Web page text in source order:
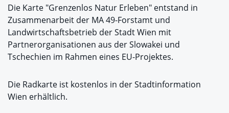
Die Karte "Grenzenlos Natur Erleben" entstand in
Zusammenarbeit der MA 49-Forstamt und
Landwirtschaftsbetrieb der Stadt Wien mit
Partnerorganisationen aus der Slowakei und
Tschechien im Rahmen eines EU-Projektes.
Die Radkarte ist kostenlos in der Stadtinformation
Wien erhältlich.